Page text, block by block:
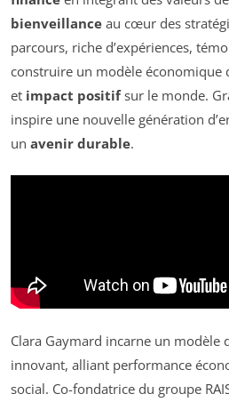
bienveillance au cœur des
parcours, riche d’expériences,
construire un modèle économique
et impact positifsur le monde.
inspire une nouvelle génération
un avenir durable.
Clara Gaymard incarne un modèle
innovant, alliant performance
social. Co-fondatrice du groupe